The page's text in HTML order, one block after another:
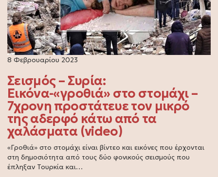
8 Φεβρουαρίου 2023
Σεισμός – Συρία:
Εικόνα-«γροθιά» στο στομάχι –
7χρονη προστάτευε τον μικρό
της αδερφό κάτω από τα
χαλάσματα (video)
«Γροθιά» στο στομάχι είναι βίντεο και εικόνες που έρχονται
στη δημοσιότητα από τους δύο φονικούς σεισμούς που
έπληξαν Τουρκία και…